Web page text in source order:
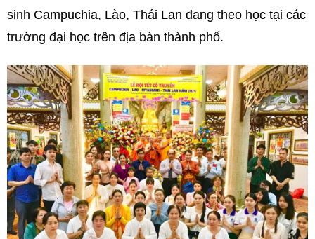
sinh Campuchia, Lào, Thái Lan đang theo học tại các
trường đại học trên địa bàn thành phố.